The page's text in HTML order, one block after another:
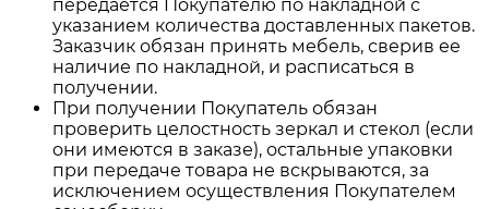
передаётся Покупателю по накладной с
указанием количества доставленных пакетов.
Заказчик обязан принять мебель, сверив ее
наличие по накладной, и расписаться в
получении.
При получении Покупатель обязан
проверить целостность зеркал и стекол (если
они имеются в заказе), остальные упаковки
при передаче товара не вскрываются, за
исключением осуществления Покупателем